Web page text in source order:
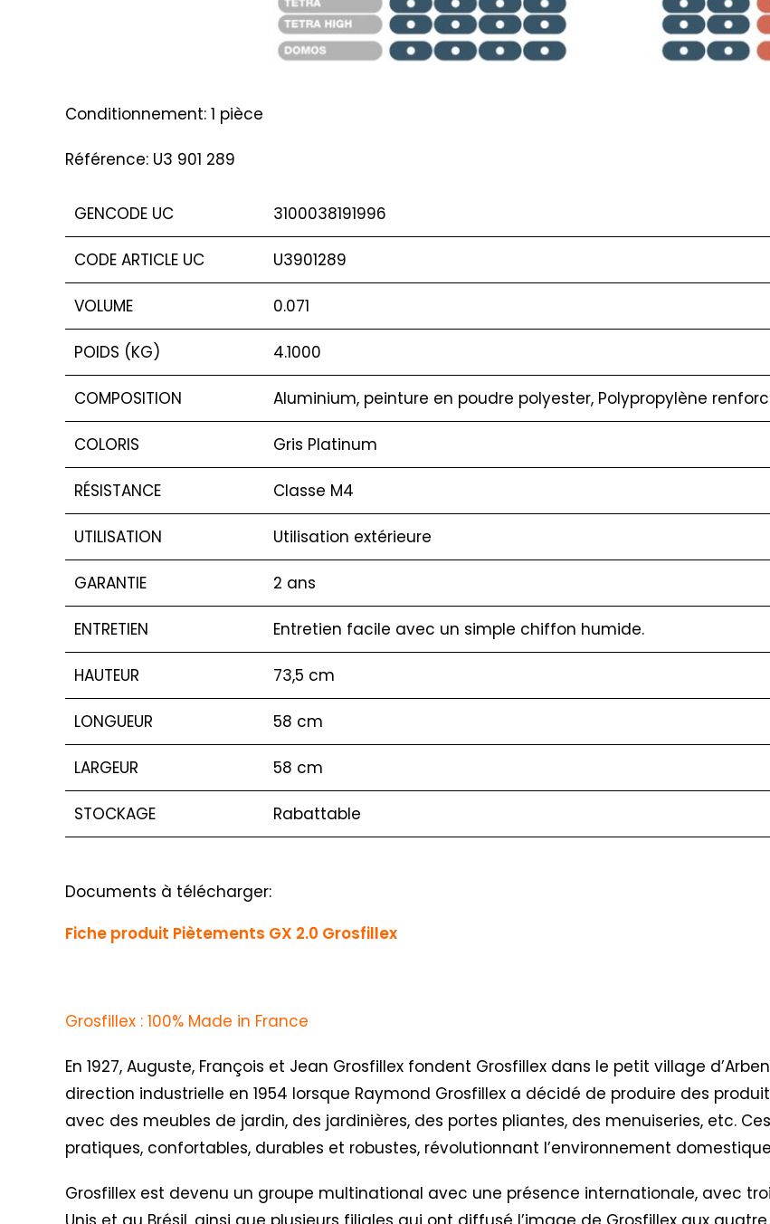
Conditionnement: 1 pièce
Référence: U3 901 289
GENCODE UC 3100038191996
CODE ARTICLE UC U3901289
VOLUME 0.071
POIDS (KG) 4.1000
COMPOSITION Aluminium, peinture en poudre polyester, Polypropylène
COLORIS Gris Platinum
RÉSISTANCE Classe M4
UTILISATION Utilisation extérieure
GARANTIE 2 ans
ENTRETIEN Entretien facile avec un simple chiffon humide.
HAUTEUR 73,5 cm
LONGUEUR 58 cm
LARGEUR 58 cm
STOCKAGE Rabattable
Documents à télécharger:
Fiche produit Piètements GX 2.0 Grosfillex
Grosfillex : 100% Made in France
En 1927, Auguste, François et Jean Grosfillex fondent Grosfillex dans le petit village
direction industrielle en 1954 lorsque Raymond Grosfillex a décidé de produire des
avec des meubles de jardin, des jardinières, des portes pliantes, des menuiseries, etc.
pratiques, confortables, durables et robustes, révolutionnant l’environnement
Grosfillex est devenu un groupe multinational avec une présence internationale, avec